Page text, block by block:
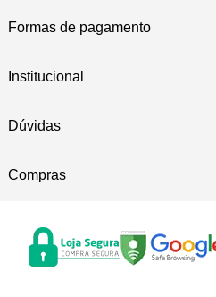
Formas de pagamento
Institucional
Dúvidas
Compras